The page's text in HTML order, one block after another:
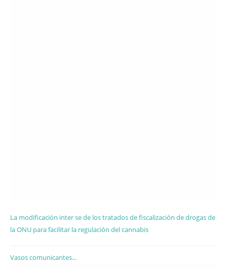
La modificación inter se de los tratados de fiscalización de drogas de
la ONU para facilitar la regulación del cannabis
Vasos comunicantes...